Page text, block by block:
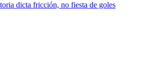
dicta fricción, no fiesta de goles